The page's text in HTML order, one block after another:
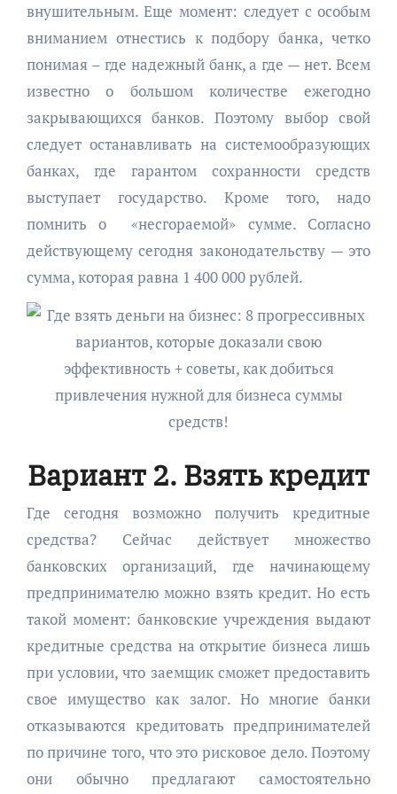
внушительным. Еще момент: следует с особым
вниманием отнестись к подбору банка, четко
понимая – где надежный банк, а где — нет. Всем
известно о большом количестве ежегодно
закрывающихся банков. Поэтому выбор свой
следует останавливать на системообразующих
банках, где гарантом сохранности средств
выступает государство. Кроме того, надо
помнить о «несгораемой» сумме. Согласно
действующему сегодня законодательству — это
сумма, которая равна 1 400 000 рублей.
Вариант 2. Взять кредит
Где сегодня возможно получить кредитные
средства? Сейчас действует множество
банковских организаций, где начинающему
предпринимателю можно взять кредит. Но есть
такой момент: банковские учреждения выдают
кредитные средства на открытие бизнеса лишь
при условии, что заемщик сможет предоставить
свое имущество как залог. Но многие банки
отказываются кредитовать предпринимателей
по причине того, что это рисковое дело. Поэтому
они обычно предлагают самостоятельно